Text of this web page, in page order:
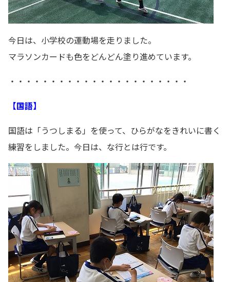
今日は、小学校の運動場を走りました。
マラソンカードも色をどんどん塗り進めています。
・・・・・・・・・・・・・・・・・・・・・・
【国語】
国語は「うつしまる」を使って、ひらがなをきれいに書く
練習をしました。今日は、な行とは行です。